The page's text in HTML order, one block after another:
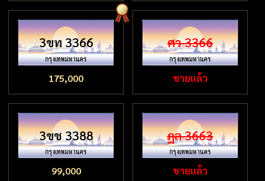
3ขท 3366
175,000
ศว 3366
ขายแล้ว
3ขช 3388
99,000
ฎล 3663
ขายแล้ว